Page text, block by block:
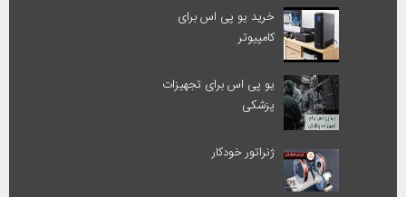
خرید یو پی اس برای
کامپیوتر
یو پی اس برای تجهیزات
پزشکی
ژنراتور خودکار